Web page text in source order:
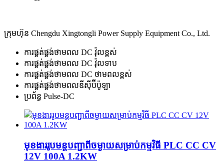
ក្រុមហ៊ុន Chengdu Xingtongli Power Supply Equipment Co., Ltd.
ការផ្គត់ផ្គង់ថាមពល DC វ៉ុលខ្ពស់
ការផ្គត់ផ្គង់ថាមពល DC វ៉ុលទាប
ការផ្គត់ផ្គង់ថាមពល DC ថាមពលខ្ពស់
ការផ្គត់ផ្គង់ថាមពលឌីស៊ីប៊ីប៉ូឡា
ប្រព័ន្ធ Pulse-DC
មុខងាររូបមន្តបញ្ជាពីចម្ងាយសម្រាប់កម្មវិធី PLC CC CV
12V 100A 1.2KW